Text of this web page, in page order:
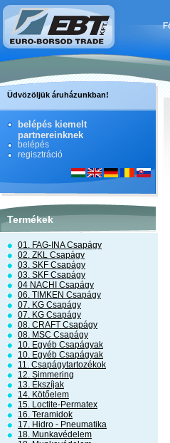
Üdvözöljük áruházunkban!
belépés kiemelt
partnereinknek
belépés
regisztráció
Termékek
01. FAG-INA Csapágy
02. ZKL Csapágy
03. SKF Csapágy
03. SKF Csapágy
04 NACHI Csapágy
06. TIMKEN Csapágy
07. KG Csapágy
07. KG Csapágy
08. CRAFT Csapágy
08. MSC Csapágy
10. Egyéb Csapágyak
10. Egyéb Csapágyak
11. Csapágytartozékok
12. Simmering
13. Ékszíjak
14. Kötőelem
15. Loctite-Permatex
16. Teramidok
17. Hidro - Pneumatika
18. Munkavédelem